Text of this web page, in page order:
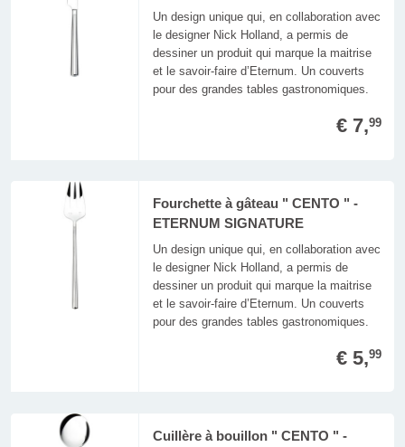
Un design unique qui, en collaboration avec
le designer Nick Holland, a permis de
dessiner un produit qui marque la maitrise
et le savoir-faire d’Eternum. Un couverts
pour des grandes tables gastronomiques.
€ 7,99
Fourchette à gâteau " CENTO " -
ETERNUM SIGNATURE
Un design unique qui, en collaboration avec
le designer Nick Holland, a permis de
dessiner un produit qui marque la maitrise
et le savoir-faire d’Eternum. Un couverts
pour des grandes tables gastronomiques.
€ 5,99
Cuillère à bouillon " CENTO " -